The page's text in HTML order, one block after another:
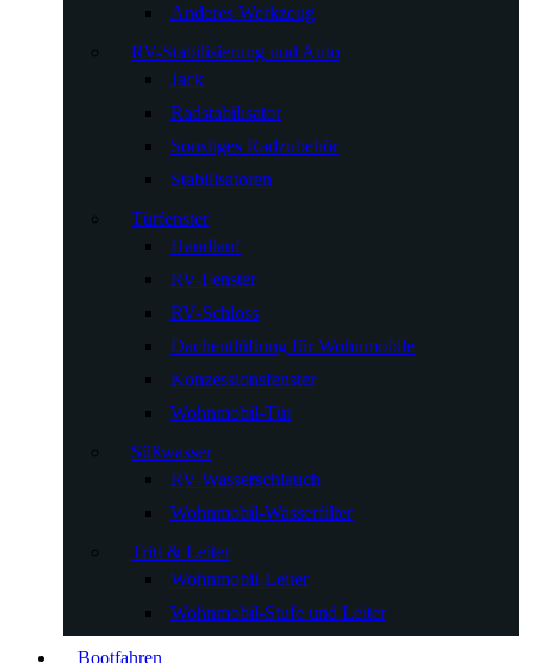
Anderes Werkzeug
RV-Stabilisierung und Auto
Jack
Radstabilisator
Sonstiges Radzubehör
Stabilisatoren
Türfenster
Handlauf
RV-Fenster
RV-Schloss
Dachentlüftung für Wohnmobile
Konzessionsfenster
Wohnmobil-Tür
Süßwasser
RV-Wasserschlauch
Wohnmobil-Wasserfilter
Tritt & Leiter
Wohnmobil-Leiter
Wohnmobil-Stufe und Leiter
Bootfahren